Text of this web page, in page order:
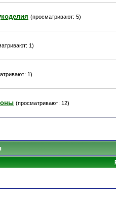
(просматривают: 5)
1)
1)
(просматривают: 12)